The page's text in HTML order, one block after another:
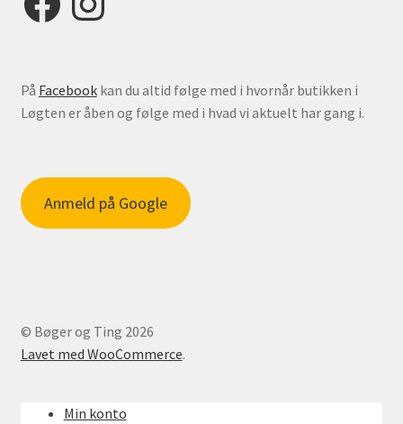
På Facebookkan du altid følge med i hvornår butikken i
Løgten er åben og følge med i hvad vi aktuelt har gang i.
Anmeld på Google
© Bøger og Ting 2026
Lavet med WooCommerce.
Min konto